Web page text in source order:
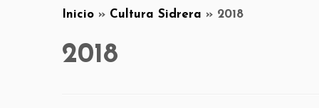
Inicio » Cultura Sidrera » 2018
2018